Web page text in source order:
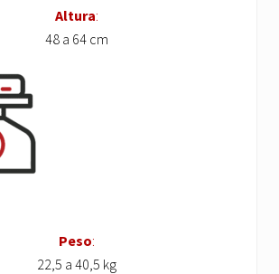
Altura:
48 a 64 cm
Peso:
22,5 a 40,5 kg